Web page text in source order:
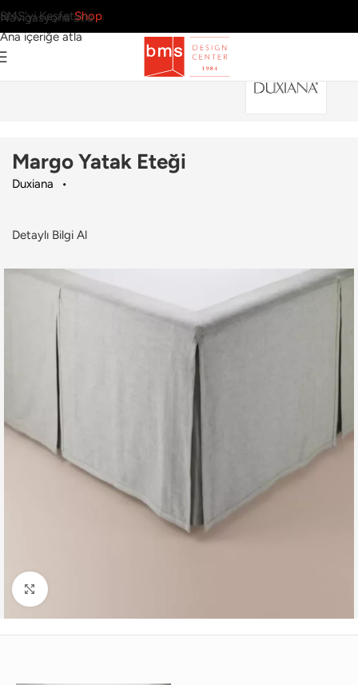
Navigasyona atla
Ana içeriğe atla
BMS’yi KeşfetShop
Duxiana›Margo Yatak Eteği
Margo Yatak Eteği
Duxiana
Detaylı Bilgi Al
Büyütmek için tıklayın